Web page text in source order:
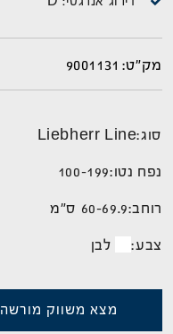
מק"ט: 9001131
סוג:Liebherr Line
נפח נטו:100-199
רוחב:60-69.9 ס"מ
צבע: לבן
מצא משווק מורשה